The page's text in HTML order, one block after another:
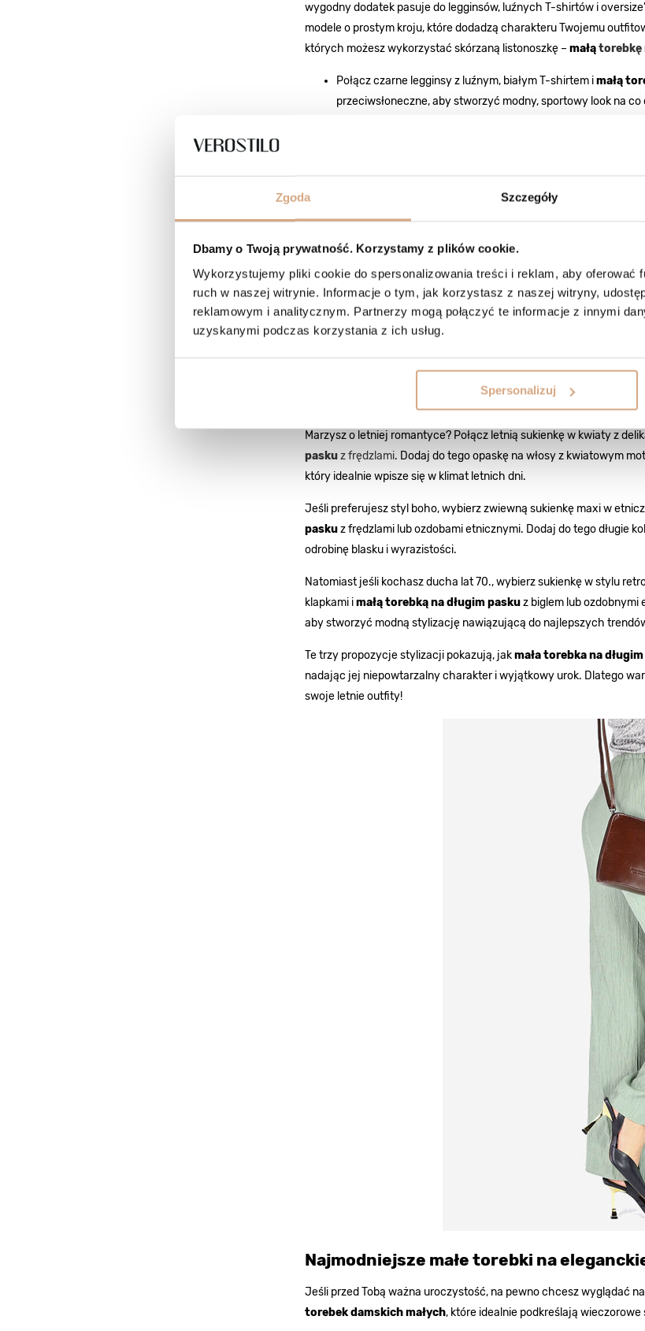
Zgoda Szczegóły
Dbamy o Twoją prywatność. Korzystamy z plików cookie.
Wykorzystujemy pliki cookie do spersonalizowania treści i reklam, aby oferować
ruch w naszej witrynie. Informacje o tym, jak korzystasz z naszej witryny,
reklamowym i analitycznym. Partnerzy mogą połączyć te informacje z innymi
uzyskanymi podczas korzystania z ich usług.
Spersonalizuj
wygodny dodatek pasuje do legginsów, luźnych T-shirtów i
modele o prostym kroju, które dodadzą charakteru Twojemu
których możesz wykorzystać skórzaną listonoszkę – małątorebkę
Połącz czarne legginsy z luźnym, białym T-shirtem imałą
przeciwsłoneczne, aby stworzyć modny, sportowy look na co
klasyczne trampki i delikatne biżuteryjne dodatki, aby
Jeśli wybierasz się na siłownię lub na trening na świeżym
w białym kolorze. Dodaj buty
fizyczny, nie rezygnując przy tym z modnego wyglądu.
komponuje się z różnymi elementami garderoby, tworząc
kolekcji, aby z łatwością uzupełniać swoje codzienne outfity!
Małe torebki na długim pasku – idealne
Małe torebki na długim pasku
to absolutny hit lata! Dzięki
ramieniu, co sprawia, że są nie tylko modne, ale także wygodne w
małą torebkę ze skóry
Marzysz o letniej romantyce? Połącz letnią sukienkę w kwiaty z
paskuz frędzlami. Dodaj do tego opaskę na włosy z kwiatowym
który idealnie wpisze się w klimat letnich dni.
Jeśli preferujesz styl boho, wybierz zwiewną sukienkę maxi w
paskuz frędzlami lub ozdobami etnicznymi. Dodaj do tego długie
odrobinę blasku i wyrazistości.
Natomiast jeśli kochasz ducha lat 70., wybierz sukienkę w stylu
klapkami imałą torebką na długim paskuz biglem lub ozdobnymi
aby stworzyć modną stylizację nawiązującą do najlepszych
Te trzy propozycje stylizacji pokazują, jakmała torebka na
nadając jej niepowtarzalny charakter i wyjątkowy urok. Dlatego
swoje letnie outfity!
Najmodniejsze małe torebki na
Jeśli przed Tobą ważna uroczystość, na pewno chcesz wyglądać
torebek damskich małych, które idealnie podkreślają